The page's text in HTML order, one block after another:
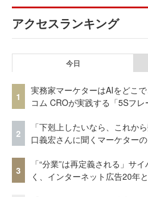
アクセスランキング
今日
1
実務家マーケターはAIをどこ
コム CROが実践する「5Sフレ
2
「下剋上したいなら、これか
口義宏さんに聞くマーケター
3
「“分業”は再定義される」サ
く、インターネット広告20年